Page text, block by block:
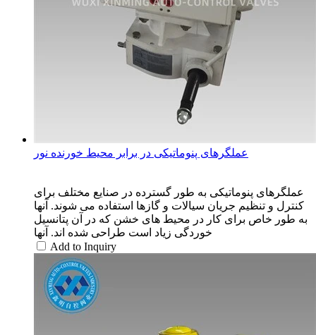
عملگرهای پنوماتیکی در برابر محیط خورنده نور
عملگرهای پنوماتیکی به طور گسترده در صنایع مختلف برای
کنترل و تنظیم جریان سیالات و گازها استفاده می شوند. آنها
به طور خاص برای کار در محیط های خشن که در آن پتانسیل
خوردگی زیاد است طراحی شده اند. آنها
Add to Inquiry